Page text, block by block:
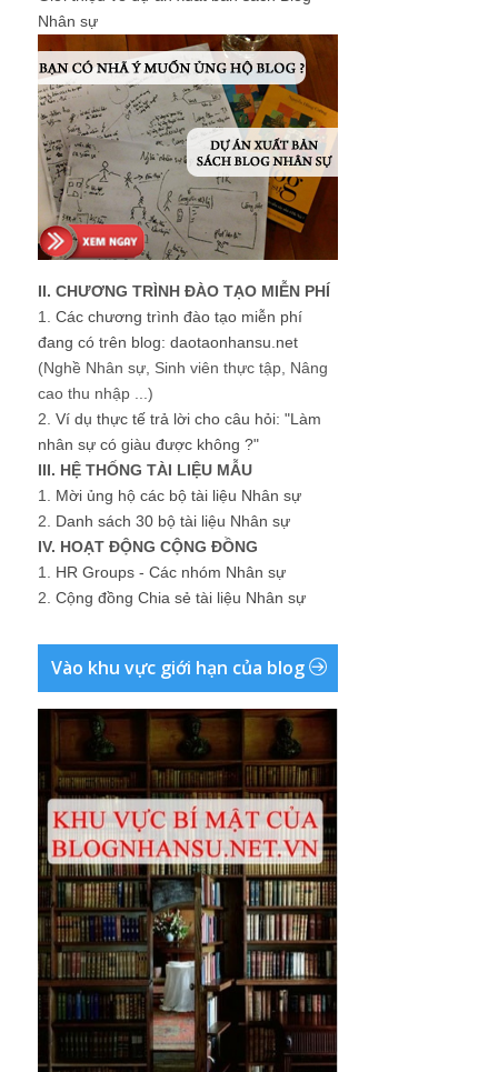
Nhân sự
II. CHƯƠNG TRÌNH ĐÀO TẠO MIỄN PHÍ
1. Các chương trình đào tạo miễn phí
đang có trên blog: daotaonhansu.net
(Nghề Nhân sự, Sinh viên thực tập, Nâng
cao thu nhập ...)
2. Ví dụ thực tế trả lời cho câu hỏi: "Làm
nhân sự có giàu được không ?"
III. HỆ THỐNG TÀI LIỆU MẪU
1. Mời ủng hộ các bộ tài liệu Nhân sự
2. Danh sách 30 bộ tài liệu Nhân sự
IV. HOẠT ĐỘNG CỘNG ĐỒNG
1. HR Groups - Các nhóm Nhân sự
2. Cộng đồng Chia sẻ tài liệu Nhân sự
Vào khu vực giới hạn của blog